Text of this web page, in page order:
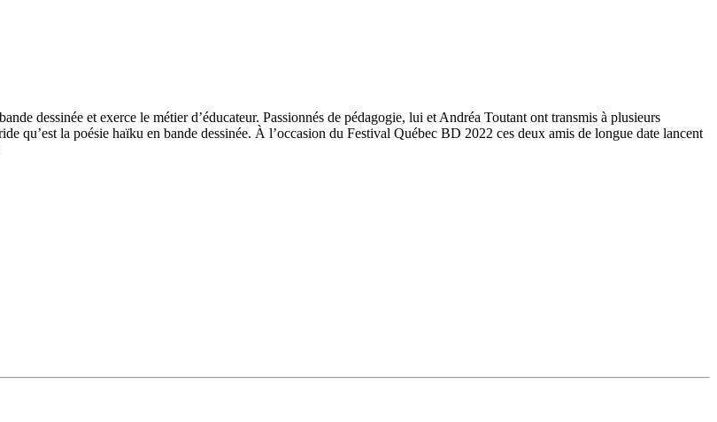
dessinée et exerce le métier d’éducateur. Passionnés de pédagogie, lui et Andréa Toutant ont transmis à plusieurs
qu’est la poésie haïku en bande dessinée. À l’occasion du Festival Québec BD 2022 ces deux amis de longue date lancent